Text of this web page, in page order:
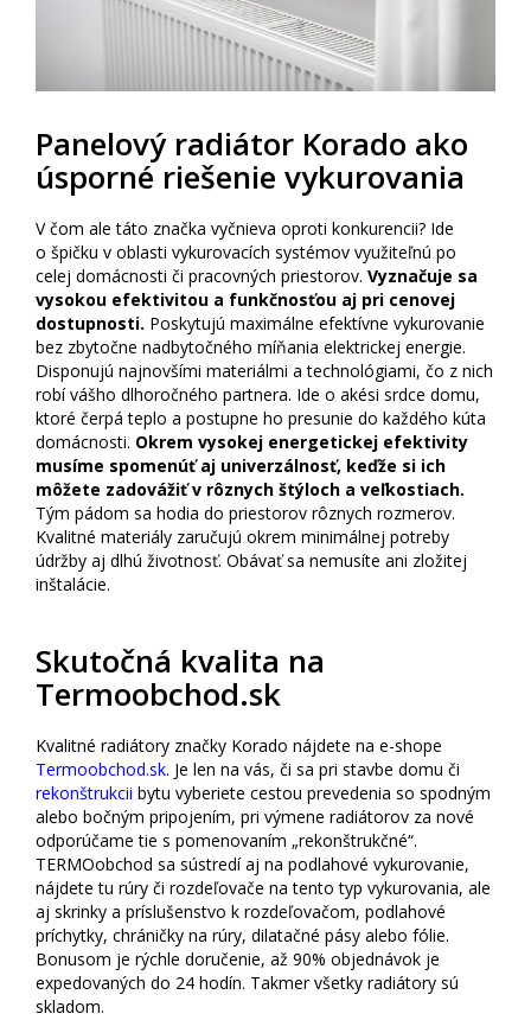
Panelový radiátor Korado ako
úsporné riešenie vykurovania
V čom ale táto značka vyčnieva oproti konkurencii? Ide
o špičku v oblasti vykurovacích systémov využiteľnú po
celej domácnosti či pracovných priestorov. Vyznačuje sa
vysokou efektivitou a funkčnosťou aj pri cenovej
dostupnosti. Poskytujú maximálne efektívne vykurovanie
bez zbytočne nadbytočného míňania elektrickej energie.
Disponujú najnovšími materiálmi a technológiami, čo z nich
robí vášho dlhoročného partnera. Ide o akési srdce domu,
ktoré čerpá teplo a postupne ho presunie do každého kúta
domácnosti. Okrem vysokej energetickej efektivity
musíme spomenúť aj univerzálnosť, keďže si ich
môžete zadovážiť v rôznych štýloch a veľkostiach.
Tým pádom sa hodia do priestorov rôznych rozmerov.
Kvalitné materiály zaručujú okrem minimálnej potreby
údržby aj dlhú životnosť. Obávať sa nemusíte ani zložitej
inštalácie.
Skutočná kvalita na
Termoobchod.sk
Kvalitné radiátory značky Korado nájdete na e-shope
Termoobchod.sk. Je len na vás, či sa pri stavbe domu či
rekonštrukcii bytu vyberiete cestou prevedenia so spodným
alebo bočným pripojením, pri výmene radiátorov za nové
odporúčame tie s pomenovaním „rekonštrukčné“.
TERMOobchod sa sústredí aj na podlahové vykurovanie,
nájdete tu rúry či rozdeľovače na tento typ vykurovania, ale
aj skrinky a príslušenstvo k rozdeľovačom, podlahové
príchytky, chráničky na rúry, dilatačné pásy alebo fólie.
Bonusom je rýchle doručenie, až 90% objednávok je
expedovaných do 24 hodín. Takmer všetky radiátory sú
skladom.